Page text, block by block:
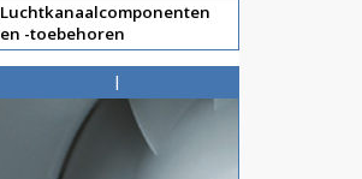
Luchtkanaalcomponenten
en -toebehoren
I